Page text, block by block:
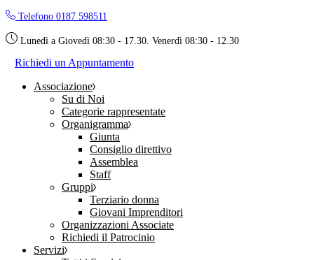
Skip
the
Telefono 0187 598511
Lunedì a Giovedì 08:30 - 17.30. Venerdì 08:30 - 12.30
Richiedi un Appuntamento
Associazione
Su di Noi
Categorie rappresentate
Organigramma
Giunta
Consiglio direttivo
Assemblea
Staff
Gruppi
Terziario donna
Giovani Imprenditori
Organizzazioni Associate
Richiedi il Patrocinio
Servizi